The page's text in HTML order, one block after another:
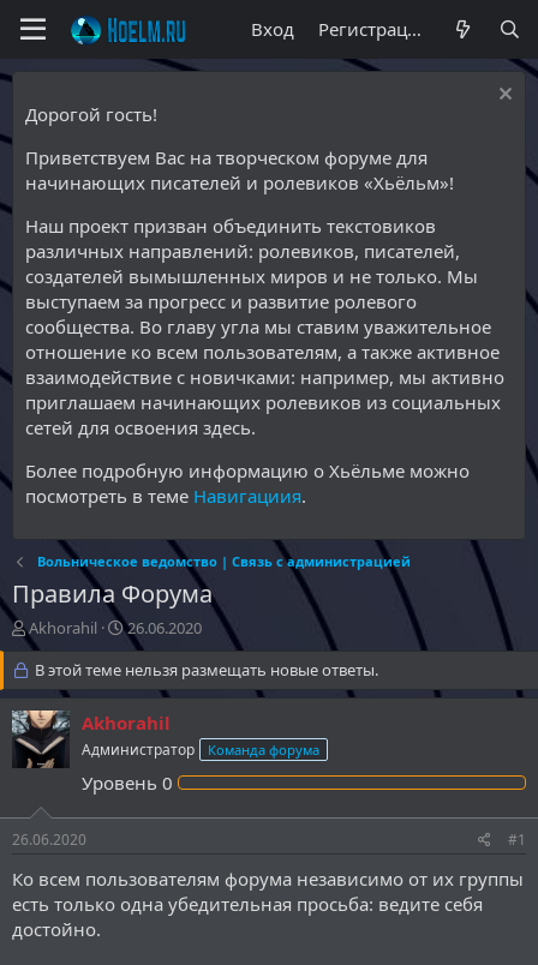
Вход Регистрация
Дорогой гость!
Приветствуем Вас на творческом форуме для
начинающих писателей и ролевиков «Хьёльм»!
Наш проект призван объединить текстовиков
различных направлений: ролевиков, писателей,
создателей вымышленных миров и не только. Мы
выступаем за прогресс и развитие ролевого
сообщества. Во главу угла мы ставим уважительное
отношение ко всем пользователям, а также активное
взаимодействие с новичками: например, мы активно
приглашаем начинающих ролевиков из социальных
сетей для освоения здесь.
Более подробную информацию о Хьёльме можно
посмотреть в теме Навигациия.
Вольническое ведомство | Связь с администрацией
Правила Форума
А
в
т
р
т
е
Akhorahil
Д
а
т
а
ч
а
а
26.06.2020
В этой теме нельзя размещать новые ответы.
Akhorahil
Администратор Команда форума
Уровень 0
26.06.2020 #1
Ко всем пользователям форума независимо от их группы
есть только одна убедительная просьба: ведите себя
достойно.